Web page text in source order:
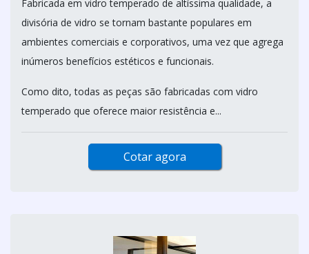
Fabricada em vidro temperado de altíssima qualidade, a
divisória de vidro se tornam bastante populares em
ambientes comerciais e corporativos, uma vez que agrega
inúmeros benefícios estéticos e funcionais.
Como dito, todas as peças são fabricadas com vidro
temperado que oferece maior resistência e...
Cotar agora